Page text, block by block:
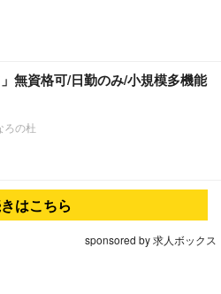
無資格可/日勤のみ/小規模多機能
ろの杜
はこちら
sponsored by 求人ボックス